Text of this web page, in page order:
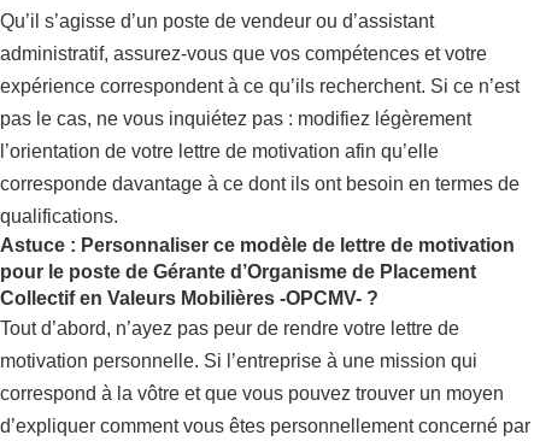
Qu’il s’agisse d’un poste de vendeur ou d’assistant
administratif, assurez-vous que vos compétences et votre
expérience correspondent à ce qu’ils recherchent. Si ce n’est
pas le cas, ne vous inquiétez pas : modifiez légèrement
l’orientation de votre lettre de motivation afin qu’elle
corresponde davantage à ce dont ils ont besoin en termes de
qualifications.
Astuce : Personnaliser ce modèle de lettre de motivation
pour le poste de Gérante d’Organisme de Placement
Collectif en Valeurs Mobilières -OPCMV- ?
Tout d’abord, n’ayez pas peur de rendre votre lettre de
motivation personnelle. Si l’entreprise à une mission qui
correspond à la vôtre et que vous pouvez trouver un moyen
d’expliquer comment vous êtes personnellement concerné par